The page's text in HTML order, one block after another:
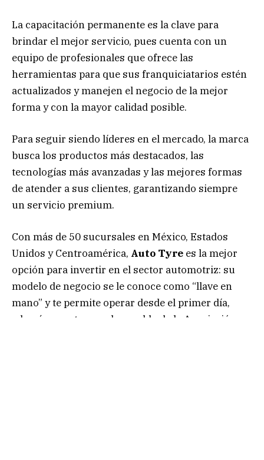
La capacitación permanente es la clave para
brindar el mejor servicio, pues cuenta con un
equipo de profesionales que ofrece las
herramientas para que sus franquiciatarios estén
actualizados y manejen el negocio de la mejor
forma y con la mayor calidad posible.
Para seguir siendo líderes en el mercado, la marca
busca los productos más destacados, las
tecnologías más avanzadas y las mejores formas
de atender a sus clientes, garantizando siempre
un servicio premium.
Con más de 50 sucursales en México, Estados
Unidos y Centroamérica, Auto Tyre es la mejor
opción para invertir en el sector automotriz: su
modelo de negocio se le conoce como “llave en
mano” y te permite operar desde el primer día,
además cuenta con el respaldo de la Asociación